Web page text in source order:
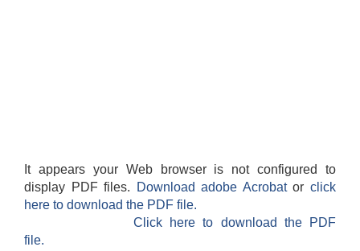
It appears your Web browser is not configured to
display PDF files.
Download adobe Acrobatorclick
here to download the PDF file.
Click here to download the PDF
file.